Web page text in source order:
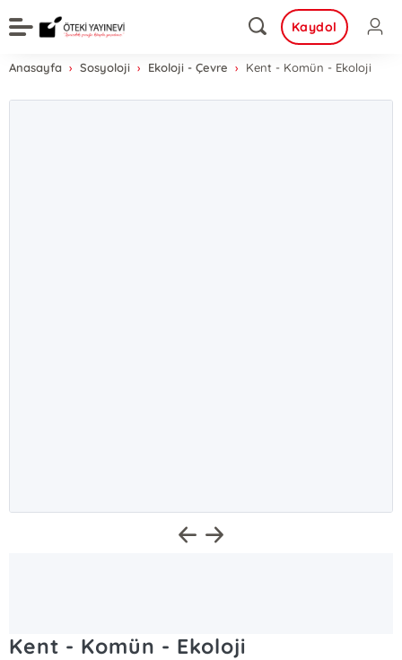
Kaydol
Anasayfa Sosyoloji Ekoloji - Çevre Kent - Komün - Ekoloji
Kent - Komün - Ekoloji